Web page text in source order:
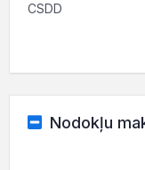
CSDD
Nodokļu